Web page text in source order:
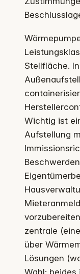
Stellfläche.
Wichtig ist
Aufstellung
zentrale
über
Lösungen